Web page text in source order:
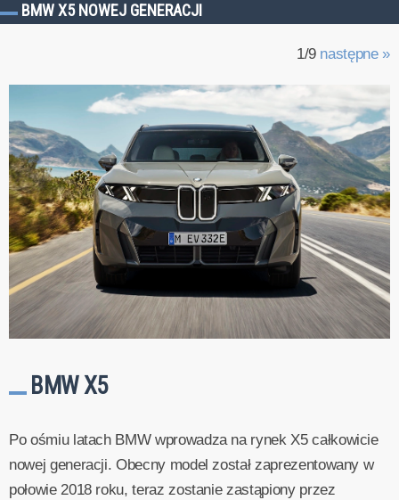
BMW X5 NOWEJ GENERACJI
1/9 następne »
BMW X5
Po ośmiu latach BMW wprowadza na rynek X5 całkowicie
nowej generacji. Obecny model został zaprezentowany w
połowie 2018 roku, teraz zostanie zastąpiony przez